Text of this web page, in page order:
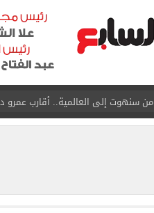
الجارديان: طرابزون سبور هز عرش
عمر مرموش يقود مانشستر سيتي فى
رئيس الوزراء يستعرض المنطقة